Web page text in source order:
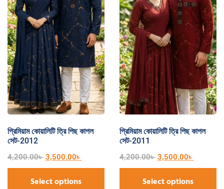
প্রিমিয়াম কোয়ালিটি ত্রি পিছ কাপল
সেট-2012
4,200.00৳ 3,500.00৳
Select options
প্রিমিয়াম কোয়ালিটি ত্রি পিছ কাপল
সেট-2011
4,200.00৳ 3,500.00৳
Select options